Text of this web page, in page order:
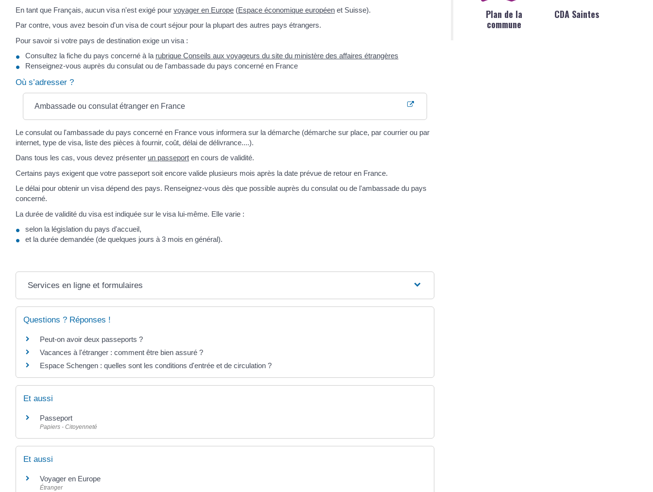
En tant que Français, aucun visa n'est exigé pour voyager en Europe (Espace économique européen et Suisse).
Par contre, vous avez besoin d'un visa de court séjour pour la plupart des autres pays étrangers.
Pour savoir si votre pays de destination exige un visa :
Consultez la fiche du pays concerné à la rubrique Conseils aux voyageurs du site du ministère des affaires étrangères
Renseignez-vous auprès du consulat ou de l'ambassade du pays concerné en France
Où s’adresser ?
Ambassade ou consulat étranger en France
Le consulat ou l'ambassade du pays concerné en France vous informera sur la démarche (démarche sur place, par courrier ou par
internet, type de visa, liste des pièces à fournir, coût, délai de délivrance....).
Dans tous les cas, vous devez présenter un passeport en cours de validité.
Certains pays exigent que votre passeport soit encore valide plusieurs mois après la date prévue de retour en France.
Le délai pour obtenir un visa dépend des pays. Renseignez-vous dès que possible auprès du consulat ou de l'ambassade du pays
concerné.
La durée de validité du visa est indiquée sur le visa lui-même. Elle varie :
selon la législation du pays d'accueil,
et la durée demandée (de quelques jours à 3 mois en général).
Services en ligne et formulaires
Questions ? Réponses !
Peut-on avoir deux passeports ?
Vacances à l'étranger : comment être bien assuré ?
Espace Schengen : quelles sont les conditions d'entrée et de circulation ?
Et aussi
Passeport
Papiers - Citoyenneté
Et aussi
Voyager en Europe
Étranger
Plan de la
commune
CDA Saintes